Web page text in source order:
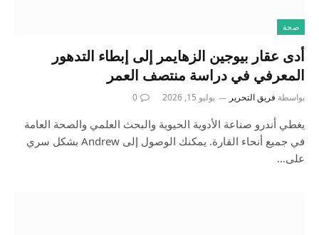
صحة
أدى عقار بيوجين الزهايمر إلى إبطاء التدهور
المعرفي في دراسة منتصف العمر
بواسطة فريق التحرير يوليو 15, 2026 0
يغطي أندرو صناعة الأدوية الحيوية والبحث العلمي والصحة العامة
في جميع أنحاء القارة. يمكنك الوصول إلى Andrew بشكل سري
على…